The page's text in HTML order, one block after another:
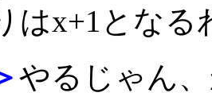
はx+1となる
やるじゃん